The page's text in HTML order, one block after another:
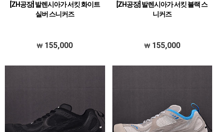
[ZH공장] 발렌시아가 서킷 화이트
실버 스니커즈
155,000
[ZH공장] 발렌시아가 서킷 블랙 스
니커즈
155,000